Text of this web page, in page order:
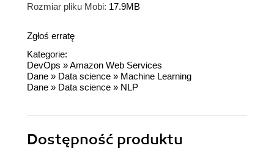
Rozmiar pliku Mobi: 17.9MB
Zgłoś erratę
Kategorie:
DevOps »Amazon Web Services
Dane » Data science » Machine Learning
Dane » Data science » NLP
Dostępność produktu